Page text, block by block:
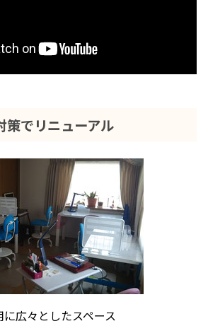
策でリニューアル
広々としたスペース